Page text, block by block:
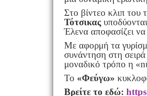
Στο βίντεο κλιπ του
Τότσικας
Έλενα αποφασίζει να
Με αφορμή τα
συνάντηση στη σειρά
μοναδικό τρόπο η
Το «Φεύγω»
Βρείτε το εδώ: